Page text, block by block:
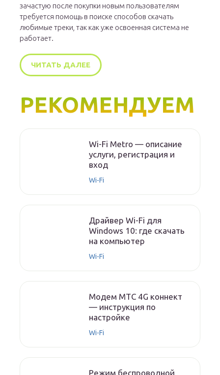
зачастую после покупки новым пользователям
требуется помощь в поиске способов скачать
любимые треки, так как уже освоенная система не
работает.
ЧИТАТЬ ДАЛЕЕ
РЕКОМЕНДУЕМ
Wi-Fi Metro — описание
услуги, регистрация и
вход
Wi-Fi
Драйвер Wi-Fi для
Windows 10: где скачать
на компьютер
Wi-Fi
Модем МТС 4G коннект
— инструкция по
настройке
Wi-Fi
Режим беспроводной